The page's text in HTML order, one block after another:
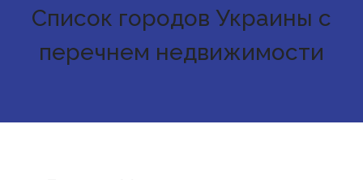
Список городов Украины с
перечнем недвижимости